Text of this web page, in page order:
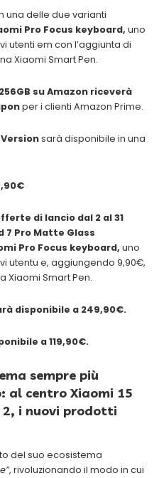
una delle due varianti
Pro Focus keyboard, uno
utenti em con l’aggiunta di
Xiaomi Smart Pen.
su Amazon riceverà
per i clienti Amazon Prime.
sarà disponibile in una
di lancio dal 2 al 31
7 Pro Matte Glass
Pro Focus keyboard, uno
utentu e, aggiungendo 9,90€,
Xiaomi Smart Pen.
disponibile a 249,90€.
a 119,90€.
sempre più
centro Xiaomi 15
2, i nuovi prodotti
del suo ecosistema
, rivoluzionando il modo in cui